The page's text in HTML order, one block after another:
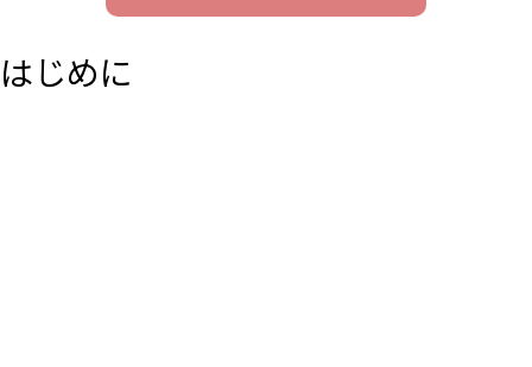
はじめに